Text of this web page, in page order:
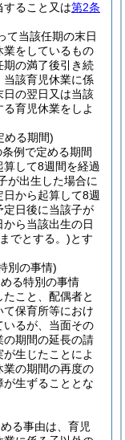
すること又は第2条
て当該任期の末日
業をしているもの
期の満了後引き続
当該育児休業に係
日の翌日又は当該
育児休業をしよ
める期間)
例で定める期間
して8週間を経過
が出生した場合に
から起算して8週
定日後に当該子が
ら当該出生の日
でとする。)とす
別の事情)
る特別の事情
こと、配偶者と
保育所等におけ
いるが、当面その
の期間の延長の請
生じたことによ
業の期間の再度の
生ずることとな
る事由は、育児